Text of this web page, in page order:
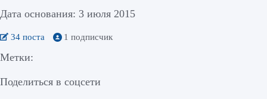
Дата основания: 3 июля 2015
34 поста 1 подписчик
Метки:
Поделиться в соцсети